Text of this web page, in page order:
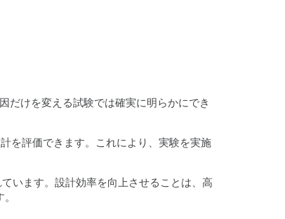
だけを変える試験では確実に明らかにでき
を評価できます。これにより、実験を実施
います。 設計効率を向上させることは、高